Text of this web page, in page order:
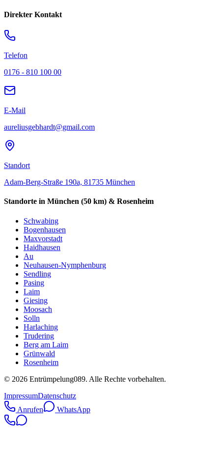
Direkter Kontakt
Telefon
0176 - 810 100 00
E-Mail
aureliusgebhardt@gmail.com
Standort
Adam-Berg-Straße 190a, 81735 München
Standorte in München (50 km) & Rosenheim
Schwabing
Bogenhausen
Maxvorstadt
Haidhausen
Au
Neuhausen-Nymphenburg
Sendling
Pasing
Laim
Giesing
Moosach
Solln
Harlaching
Trudering
Berg am Laim
Grünwald
Rosenheim
© 2026 Entrümpelung089. Alle Rechte vorbehalten.
ImpressumDatenschutz
Anrufen
WhatsApp